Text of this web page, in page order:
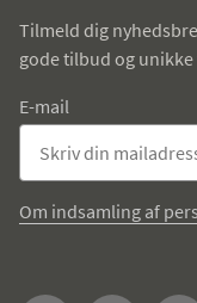
Tilmeld dig
gode tilbud og
E-mail
Om indsamling af